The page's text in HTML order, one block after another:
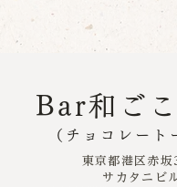
Bar和ご
（チョコレート
東京都港区赤
サカタニビ